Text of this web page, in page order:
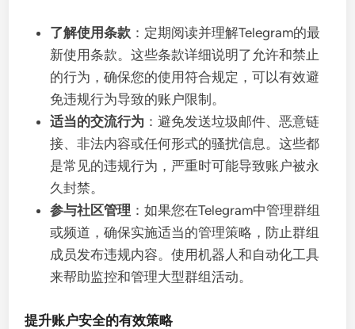
了解使用条款 ：定期阅读并理解Telegram的最
新使用条款。这些条款详细说明了允许和禁止
的行为，确保您的使用符合规定，可以有效避
免违规行为导致的账户限制。
适当的交流行为 ：避免发送垃圾邮件、恶意链
接、非法内容或任何形式的骚扰信息。这些都
是常见的违规行为，严重时可能导致账户被永
久封禁。
参与社区管理 ：如果您在Telegram中管理群组
或频道，确保实施适当的管理策略，防止群组
成员发布违规内容。使用机器人和自动化工具
来帮助监控和管理大型群组活动。
提升账户安全的有效策略